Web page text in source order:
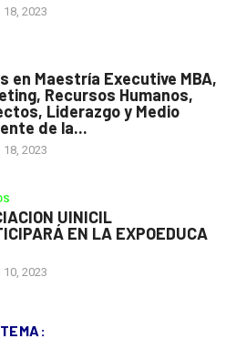
18, 2023
en Maestría Executive MBA,
Recursos Humanos,
Liderazgo y Medio
de la...
18, 2023
UINICIL
EN LA EXPOEDUCA
10, 2023